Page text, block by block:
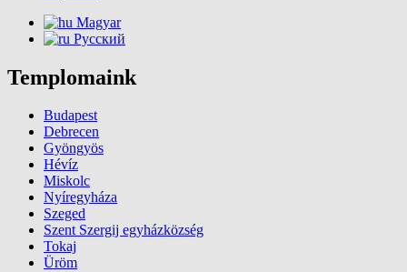
Magyar
Русский
Templomaink
Budapest
Debrecen
Gyöngyös
Hévíz
Miskolc
Nyíregyháza
Szeged
Szent Szergij egyházközség
Tokaj
Üröm